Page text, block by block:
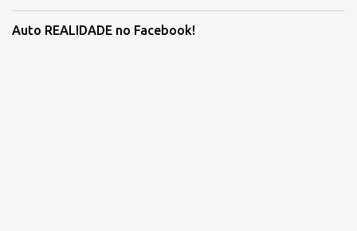
Auto REALIDADE no Facebook!